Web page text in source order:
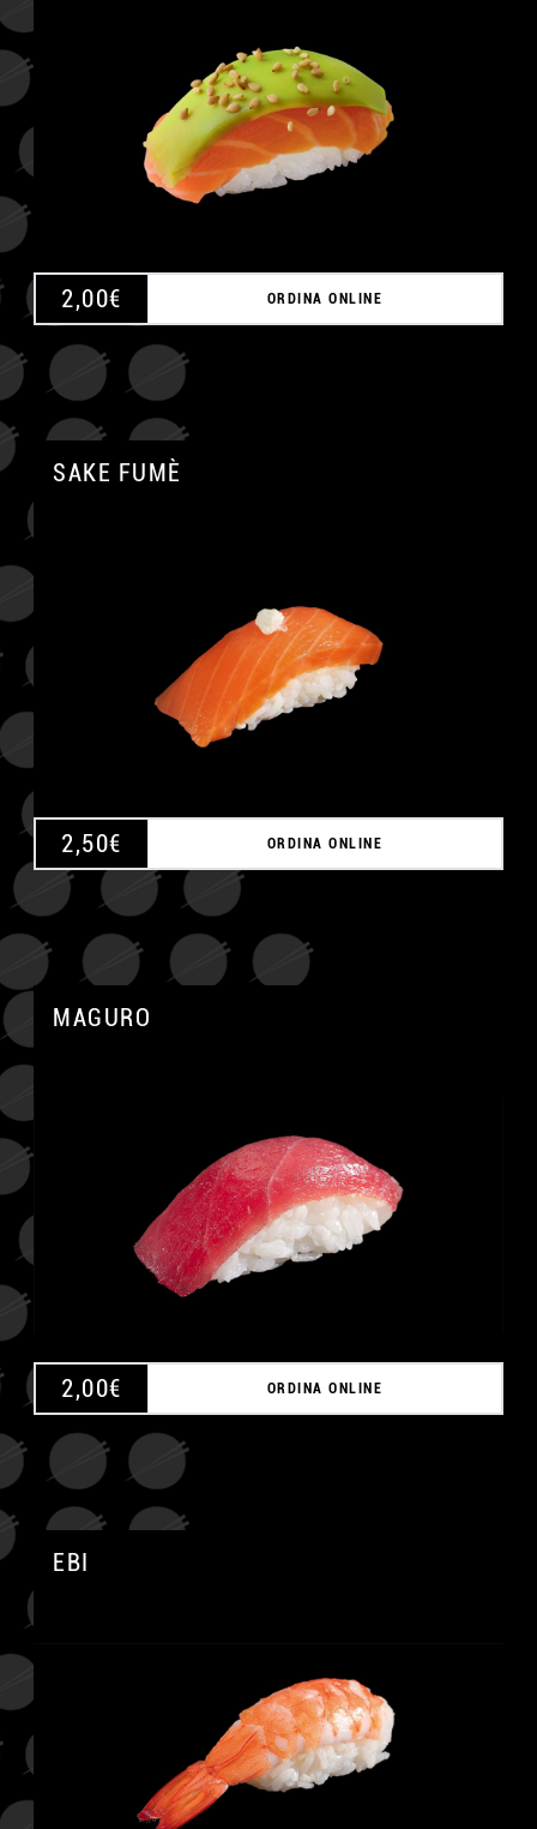
2,00€ ORDINA ONLINE
SAKE FUMÈ
2,50€ ORDINA ONLINE
MAGURO
2,00€ ORDINA ONLINE
EBI